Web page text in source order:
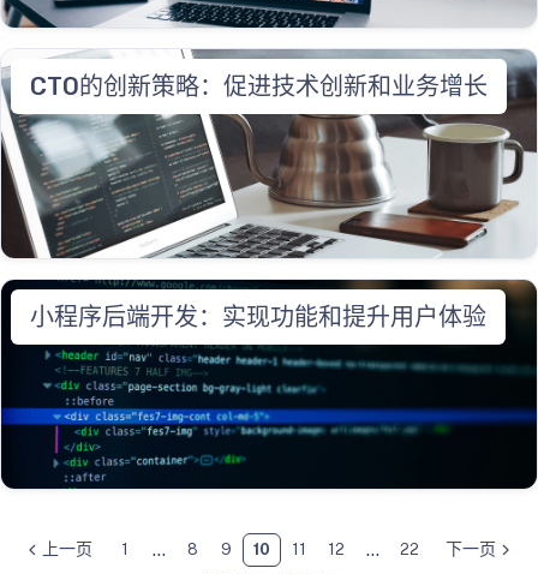
CTO的创新策略：促进技术创新和业务增长
小程序后端开发：实现功能和提升用户体验
上一页 1 ... 8 9 10 11 12 ... 22
下一页